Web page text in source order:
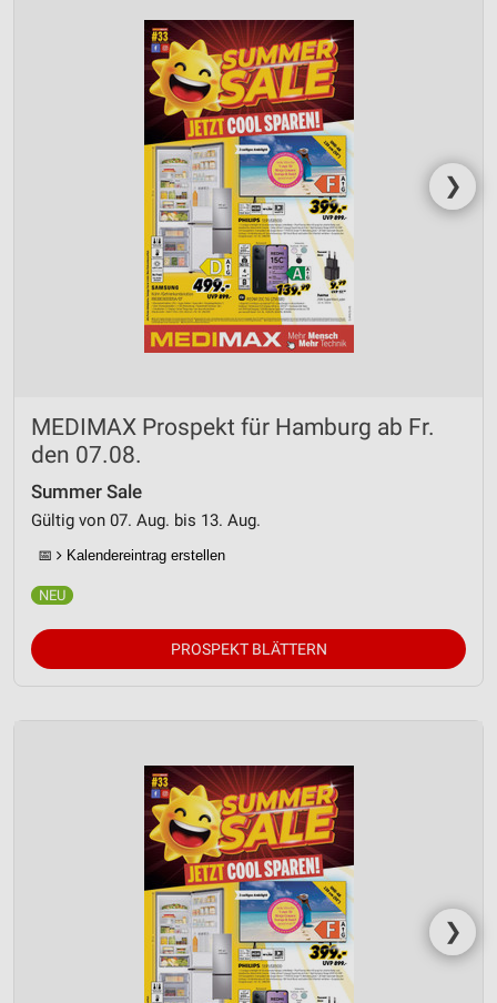
❯
MEDIMAX Prospekt für Hamburg ab Fr.
den 07.08.
Summer Sale
Gültig von 07. Aug. bis 13. Aug.
📅 Kalendereintrag erstellen
PROSPEKT BLÄTTERN
❯